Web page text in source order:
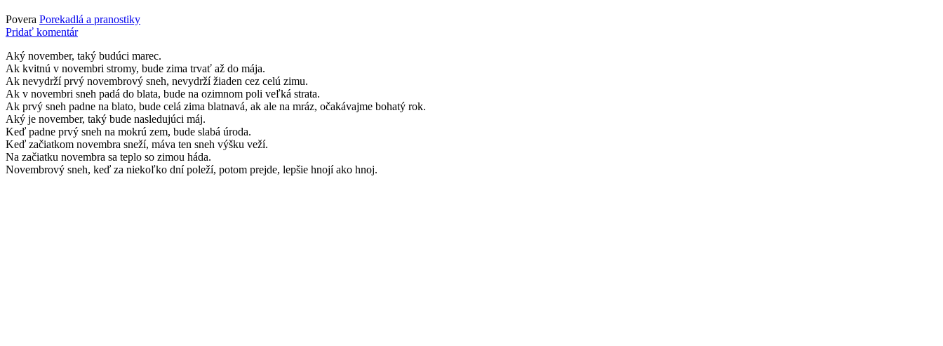
Povera Porekadlá a pranostiky
Pridať komentár
Aký november, taký budúci marec.
Ak kvitnú v novembri stromy, bude zima trvať až do mája.
Ak nevydrží prvý novembrový sneh, nevydrží žiaden cez celú zimu.
Ak v novembri sneh padá do blata, bude na ozimnom poli veľká strata.
Ak prvý sneh padne na blato, bude celá zima blatnavá, ak ale na mráz, očakávajme bohatý rok.
Aký je november, taký bude nasledujúci máj.
Keď padne prvý sneh na mokrú zem, bude slabá úroda.
Keď začiatkom novembra sneží, máva ten sneh výšku veží.
Na začiatku novembra sa teplo so zimou háda.
Novembrový sneh, keď za niekoľko dní poleží, potom prejde, lepšie hnojí ako hnoj.